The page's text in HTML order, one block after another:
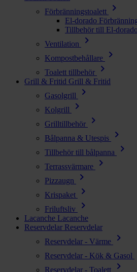
Förbränningstoalett
chevron_right
El-dorado
Tillbehör till El-dorado
Ventilation
chevron_right
Kompostbehållare chevron_right
Toalett tillbehör chevron_right
Grill & Fritid Grill & Fritid
Gasolgrill
chevron_right
Kolgrill chevron_right
Grilltillbehör chevron_right
Bålpanna & Utespis chevron_right
Tillbehör till bålpanna chevron_right
Terrassvärmare chevron_right
Pizzaugn chevron_right
Krispaket chevron_right
Friluftsliv chevron_right
Lacanche Lacanche
Reservdelar Reservdelar
Reservdelar - Värme
chevron_right
Reservdelar - Kök & Gasol
Reservdelar - Toalett chevron_right